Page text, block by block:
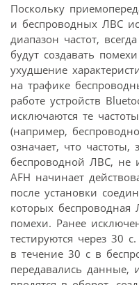
Поскольку
и беспроводных ЛВС
диапазон частот,
будут создавать
ухудшение
на трафике
работе устройств
исключаются те
(например,
означает, что частоты,
беспроводной ЛВС, не
AFH начинает
после установки
которых
помехи. Ранее
тестируются через 30
в течение 30 с в
передавались данные,